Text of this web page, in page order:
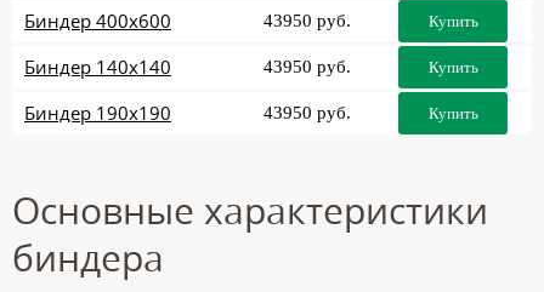
Биндер 400x600 43950 руб. Купить
Биндер 140x140 43950 руб. Купить
Биндер 190x190 43950 руб. Купить
Основные характеристики
биндера